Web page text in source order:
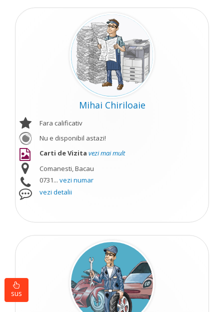
Mihai Chiriloaie
Fara calificativ
Nu e disponibil astazi!
Carti de Vizita vezi mai mult
Comanesti, Bacau
0731... vezi numar
vezi detalii
sus